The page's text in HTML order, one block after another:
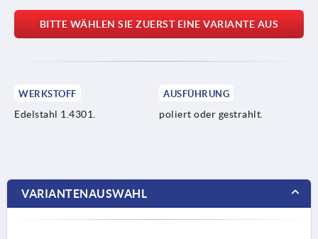
BITTE WÄHLEN SIE ZUERST EINE VARIANTE AUS
WERKSTOFF
Edelstahl 1.4301.
AUSFÜHRUNG
poliert oder gestrahlt.
VARIANTENAUSWAHL